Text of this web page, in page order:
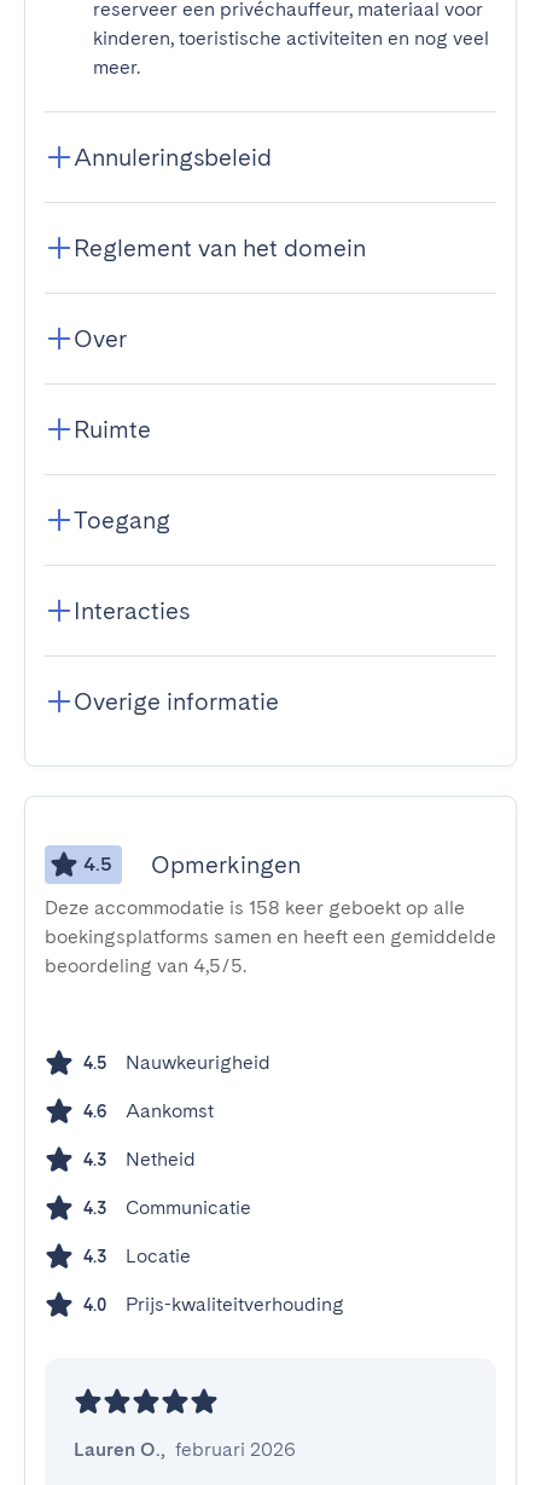
reserveer een privéchauffeur, materiaal voor
kinderen, toeristische activiteiten en nog veel
meer.
Annuleringsbeleid
Reglement van het domein
Over
Ruimte
Toegang
Interacties
Overige informatie
4.5 Opmerkingen
Deze accommodatie is 158 keer geboekt op alle
boekingsplatforms samen en heeft een gemiddelde
beoordeling van 4,5/5.
4.5 Nauwkeurigheid
4.6 Aankomst
4.3 Netheid
4.3 Communicatie
4.3 Locatie
4.0 Prijs-kwaliteitverhouding
Lauren O., februari 2026